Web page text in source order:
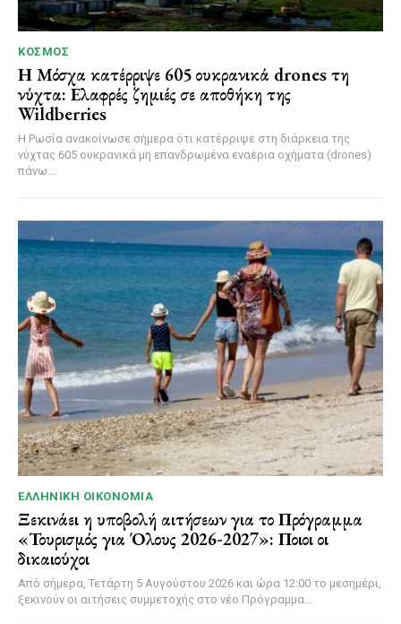
ΚΌΣΜΟΣ
Η Μόσχα κατέρριψε 605 ουκρανικά drones τη
νύχτα: Ελαφρές ζημιές σε αποθήκη της
Wildberries
Η Ρωσία ανακοίνωσε σήμερα ότι κατέρριψε στη διάρκεια της
νύχτας 605 ουκρανικά μη επανδρωμένα εναέρια οχήματα (drones)
πάνω...
ΕΛΛΗΝΙΚΉ ΟΙΚΟΝΟΜΊΑ
Ξεκινάει η υποβολή αιτήσεων για το Πρόγραμμα
«Τουρισμός για Όλους 2026-2027»: Ποιοι οι
δικαιούχοι
Από σήμερα, Τετάρτη 5 Αυγούστου 2026 και ώρα 12:00 το μεσημέρι,
ξεκινούν οι αιτήσεις συμμετοχής στο νέο Πρόγραμμα...